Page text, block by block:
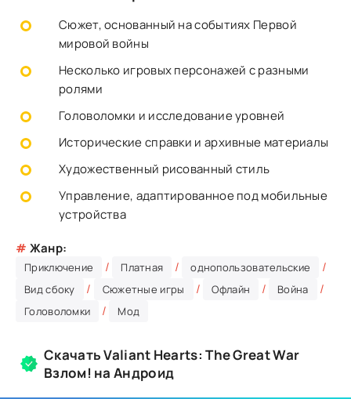
Сюжет, основанный на событиях Первой
мировой войны
Несколько игровых персонажей с разными
ролями
Головоломки и исследование уровней
Исторические справки и архивные материалы
Художественный рисованный стиль
Управление, адаптированное под мобильные
устройства
# Жанр:
Приключение / Платная / однопользовательские /
Вид сбоку / Сюжетные игры / Офлайн / Война /
Головоломки / Мод
Скачать Valiant Hearts: The Great War
Взлом! на Андроид